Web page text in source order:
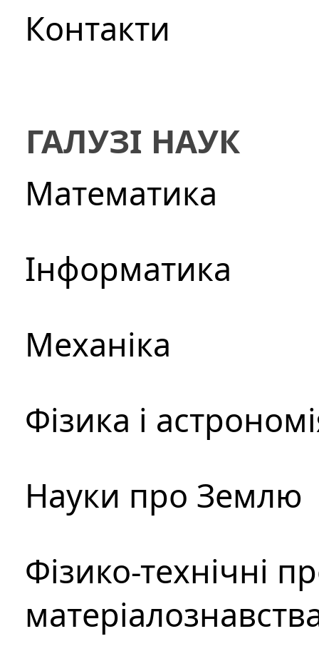
Контакти
ГАЛУЗІ НАУК
Математика
Інформатика
Механіка
Фізика і
Науки про Землю
Фізико-технічні